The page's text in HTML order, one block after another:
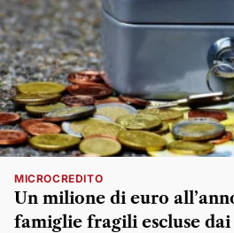
MICROCREDITO
Un milione di euro
famiglie fragili escluse